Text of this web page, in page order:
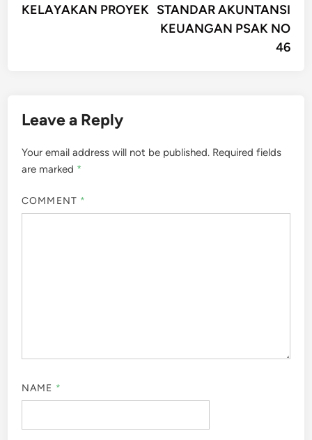
KELAYAKAN PROYEK STANDAR AKUNTANSI
KEUANGAN PSAK NO
46
Leave a Reply
Your email address will not be published. Required fields
are marked *
COMMENT *
NAME *